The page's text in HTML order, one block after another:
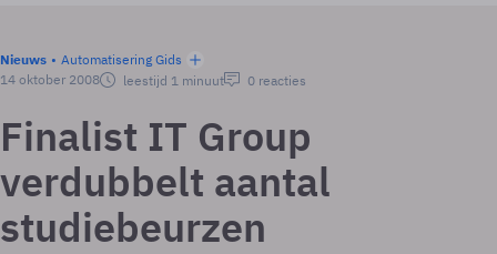
Nieuws
Automatisering Gids
14 oktober 2008
leestijd 1 minuut 0 reacties
Finalist IT Group
verdubbelt aantal
studiebeurzen